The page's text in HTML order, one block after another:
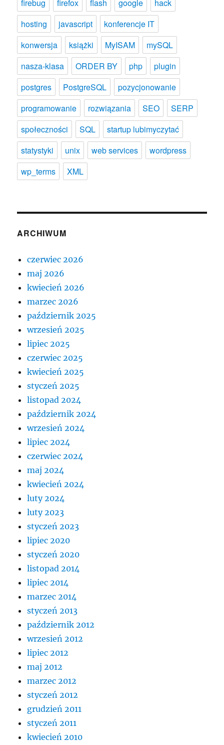
firebug firefox flash google
hack
hosting
javascript
konferencje IT
konwersja
książki MyISAM
mySQL
nasza-klasa
ORDER BY php
plugin
postgres
PostgreSQL
pozycjonowanie
programowanie
rozwiązania SEO
SERP
społeczności
SQL
startup lubimyczytać
statystyki
unix web services
wordpress
wp_terms
XML
ARCHIWUM
czerwiec 2026
maj 2026
kwiecień 2026
marzec 2026
październik 2025
wrzesień 2025
lipiec 2025
czerwiec 2025
kwiecień 2025
styczeń 2025
listopad 2024
październik 2024
wrzesień 2024
lipiec 2024
czerwiec 2024
maj 2024
kwiecień 2024
luty 2024
luty 2023
styczeń 2023
lipiec 2020
styczeń 2020
listopad 2014
lipiec 2014
marzec 2014
styczeń 2013
październik 2012
wrzesień 2012
lipiec 2012
maj 2012
marzec 2012
styczeń 2012
grudzień 2011
styczeń 2011
kwiecień 2010